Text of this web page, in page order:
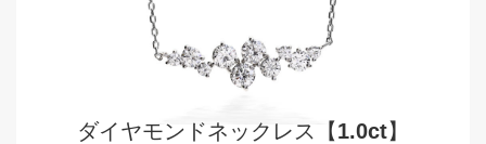
ダイヤモンドネックレス【1.0ct】